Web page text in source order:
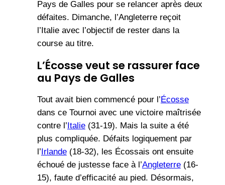
Pays de Galles pour se relancer après deux
défaites. Dimanche, l’Angleterre reçoit
l’Italie avec l’objectif de rester dans la
course au titre.
L’Écosse veut se rassurer face
au Pays de Galles
Tout avait bien commencé pour l’Écosse
dans ce Tournoi avec une victoire maîtrisée
contre l’Italie(31-19). Mais la suite a été
plus compliquée. Défaits logiquement par
l’Irlande(18-32), les Écossais ont ensuite
échoué de justesse face à l’Angleterre(16-
15), faute d’efficacité au pied. Désormais,